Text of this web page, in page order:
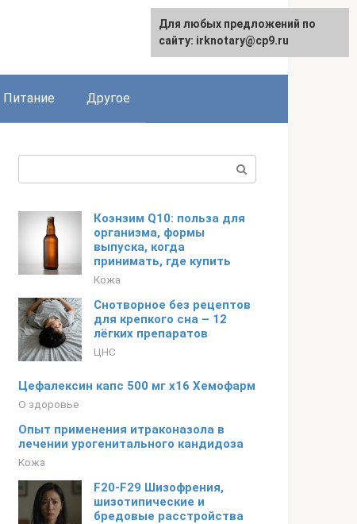
Питание Другое
Коэнзим Q10: польза для
организма, формы
выпуска, когда
принимать, где купить
Кожа
Снотворное без рецептов
для крепкого сна – 12
лёгких препаратов
ЦНС
Цефалексин капс 500 мг x16 Хемофарм
О здоровье
Опыт применения итраконазола в
лечении урогенитального кандидоза
Кожа
F20-F29 Шизофрения,
шизотипические и
бредовые расстройства
Для любых предложений по
сайту: irknotary@cp9.ru